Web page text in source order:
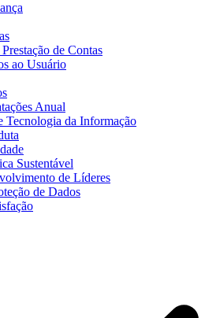
de Contas
ao Usuário
Anual
Tecnologia da Informação
Sustentável
de Líderes
de Dados